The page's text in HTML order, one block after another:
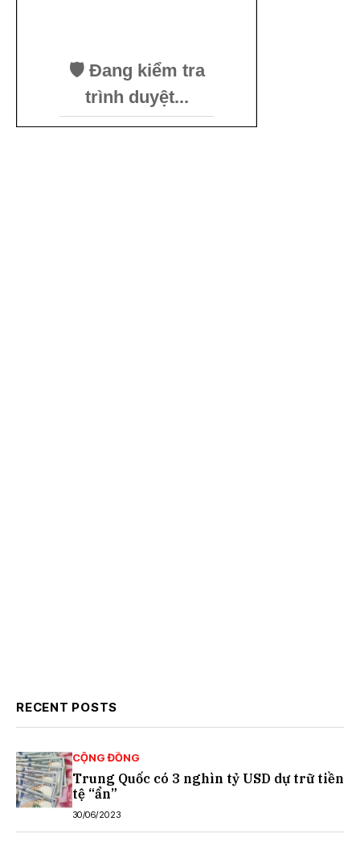
RECENT POSTS
CỘNG ĐỒNG
Trung Quốc có 3 nghìn tỷ USD dự trữ tiền
tệ “ẩn”
30/06/2023